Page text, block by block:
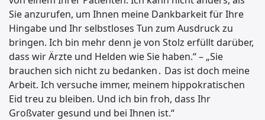
Sie anzurufen, um Ihnen meine Dankbarkeit für Ihre
Hingabe und Ihr selbstloses Tun zum Ausdruck zu
bringen. Ich bin mehr denn je von Stolz erfüllt darüber,
dass wir Ärzte und Helden wie Sie haben.“ – „Sie
brauchen sich nicht zu bedanken․ Das ist doch meine
Arbeit. Ich versuche immer, meinem hippokratischen
Eid treu zu bleiben. Und ich bin froh, dass Ihr
Großvater gesund und bei Ihnen ist.“